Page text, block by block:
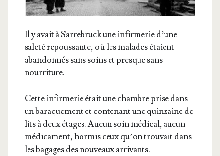
Il y avait à Sar­re­bruck une infir­me­rie d’une
sale­té repous­sante, où les malades étaient
aban­don­nés sans soins et presque sans
nourriture.
Cette infir­me­rie était une chambre prise dans
un bara­que­ment et conte­nant une quin­zaine de
lits à deux étages. Aucun soin médi­cal, aucun
médi­ca­ment, hor­mis ceux qu’on trou­vait dans
les bagages des nou­veaux arrivants.